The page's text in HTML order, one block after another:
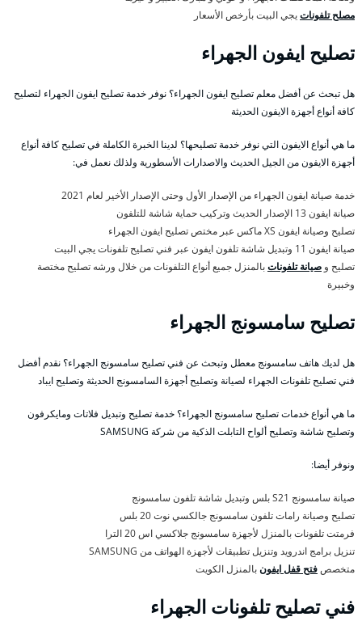
مصلح تلفوناتيجي البيت بأرخص الأسعار
تصليح ايفون الجهراء
هل تبحث عن أفضل معلم تصليح ايفون الجهراء؟ نوفر خدمة تصليح ايفون الجهراء لتصليح
كافة أنواع أجهزة الايفون الحديثة
ما هي أنواع الايفون التي نوفر خدمة تصليحها؟ لدينا الخبرة الكاملة في تصليح كافة أنواع
أجهزة الايفون من الجيل الحديث والاصدارات الأسطورية ولذلك نعمل في:
خدمة صيانة ايفون الجهراء من الإصدار الأول وحتى الإصدار الأخير لعام 2021
صيانة ايفون 13 الإصدار الحديث وتركيب حماية شاشة للتلفون
تصليح وصيانة ايفون XS ماكس عبر مختص تصليح ايفون الجهراء
صيانة ايفون 11 وتبديل شاشة تلفون ايفون عبر فني تصليح تلفونات يجي البيت
تصليح و صيانة تلفوناتبالمنزل جميع أنواع التلفونات من خلال ورشه تصليح مختصة
وخبيرة
تصليح سامسونج الجهراء
هل لديك هاتف سامسونج معطل وتبحث عن فني تصليح سامسونج الجهراء؟ نقدم أفضل
فني تصليح تلفونات الجهراء لصيانة وتصليح أجهزة السامسونج الحديثة وتصليح ايباد
ما هي أنواع خدمات تصليح سامسونج الجهراء؟ خدمة تصليح وتبديل فلاتات ومايكرفون
وتصليح شاشة وتصليح ألواح التابلت الذكية من شركة SAMSUNG
ونوفر أيضا:
صيانة سامسونج S21 بلس وتبديل شاشة تلفون سامسونج
تصليح وصيانة رامات تلفون سامسونج جالكسي نوت 20 بلس
فرمتت تلفونات بالمنزل لأجهزة سامسونج جلاكسي اس 20 الترا
تنزيل برامج اندرويد وتنزيل تطبيقات لأجهزة الهواتف من SAMSUNG
متخصصفتح قفل ايفونبالمنزل الكويت
فني تصليح تلفونات الجهراء